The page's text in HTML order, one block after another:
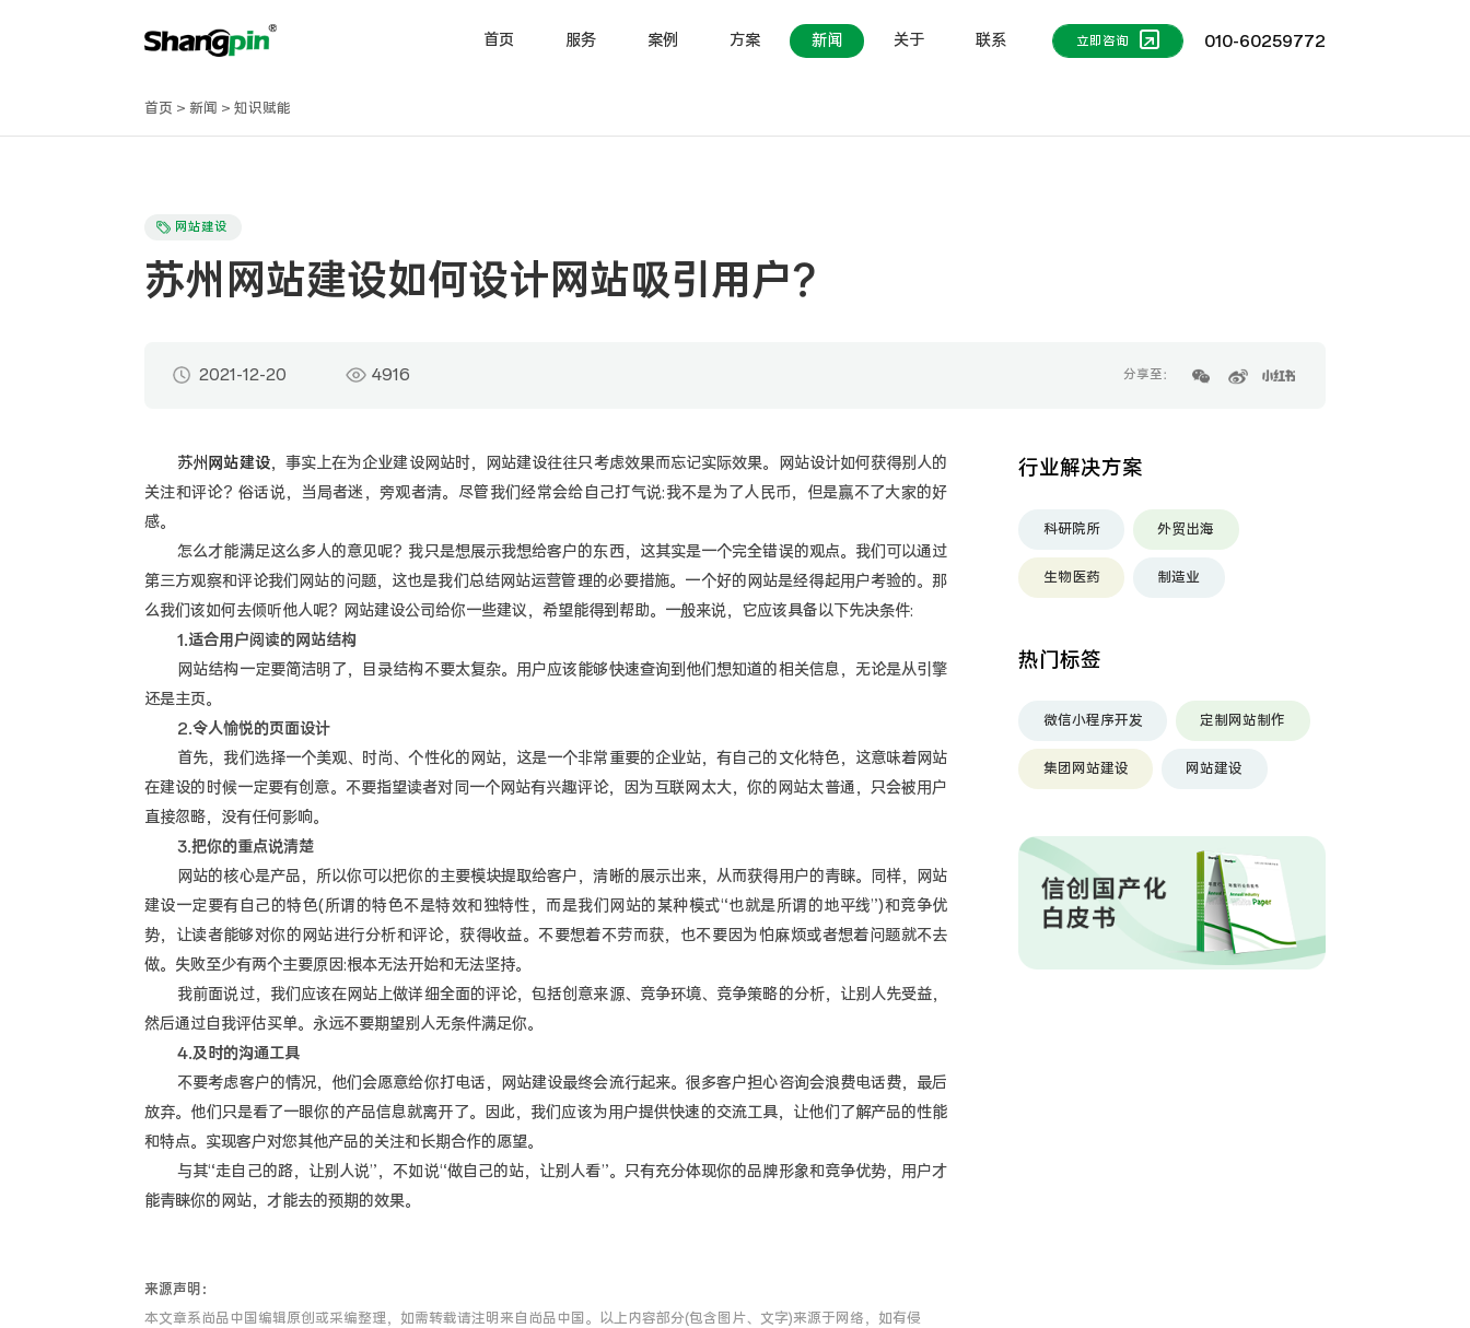
首页 服务 案例 方案 新闻 关于 联系 立即咨询 010-60259772
首页 > 新闻 > 知识赋能
网站建设
苏州网站建设如何设计网站吸引用户？
2021-12-20 4916 分享至：
苏州 网站建设，事实上在为企业建设网站时，网站建设往往只考虑效果而忘记实际效果。网站设计如何获得别人的
关注和评论？俗话说，当局者迷，旁观者清。尽管我们经常会给自己打气说:我不是为了人民币，但是赢不了大家的好
感。
怎么才能满足这么多人的意见呢？我只是想展示我想给客户的东西，这其实是一个完全错误的观点。我们可以通过
第三方观察和评论我们网站的问题，这也是我们总结网站运营管理的必要措施。一个好的网站是经得起用户考验的。那
么我们该如何去倾听他人呢？网站建设公司给你一些建议，希望能得到帮助。一般来说，它应该具备以下先决条件:
1.适合用户阅读的网站结构
网站结构一定要简洁明了，目录结构不要太复杂。用户应该能够快速查询到他们想知道的相关信息，无论是从引擎
还是主页。
2.令人愉悦的页面设计
首先，我们选择一个美观、时尚、个性化的网站，这是一个非常重要的企业站，有自己的文化特色，这意味着网站
在建设的时候一定要有创意。不要指望读者对同一个网站有兴趣评论，因为互联网太大，你的网站太普通，只会被用户
直接忽略，没有任何影响。
3.把你的重点说清楚
网站的核心是产品，所以你可以把你的主要模块提取给客户，清晰的展示出来，从而获得用户的青睐。同样，网站
建设一定要有自己的特色(所谓的特色不是特效和独特性，而是我们网站的某种模式“也就是所谓的地平线”)和竞争优
势，让读者能够对你的网站进行分析和评论，获得收益。不要想着不劳而获，也不要因为怕麻烦或者想着问题就不去
做。失败至少有两个主要原因:根本无法开始和无法坚持。
我前面说过，我们应该在网站上做详细全面的评论，包括创意来源、竞争环境、竞争策略的分析，让别人先受益，
然后通过自我评估买单。永远不要期望别人无条件满足你。
4.及时的沟通工具
不要考虑客户的情况，他们会愿意给你打电话，网站建设最终会流行起来。很多客户担心咨询会浪费电话费，最后
放弃。他们只是看了一眼你的产品信息就离开了。因此，我们应该为用户提供快速的交流工具，让他们了解产品的性能
和特点。实现客户对您其他产品的关注和长期合作的愿望。
与其“走自己的路，让别人说”，不如说“做自己的站，让别人看”。只有充分体现你的品牌形象和竞争优势，用户才
能青睐你的网站，才能去的预期的效果。
来源声明：
本文章系尚品中国编辑原创或采编整理，如需转载请注明来自尚品中国。以上内容部分(包含图片、文字)来源于网络，如有侵
行业解决方案
科研院所 外贸出海
生物医药 制造业
热门标签
微信小程序开发 定制网站制作
集团网站建设 网站建设